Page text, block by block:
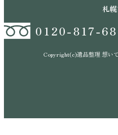
札幌
0120-817-
Copyright(c)遺品整理 想い